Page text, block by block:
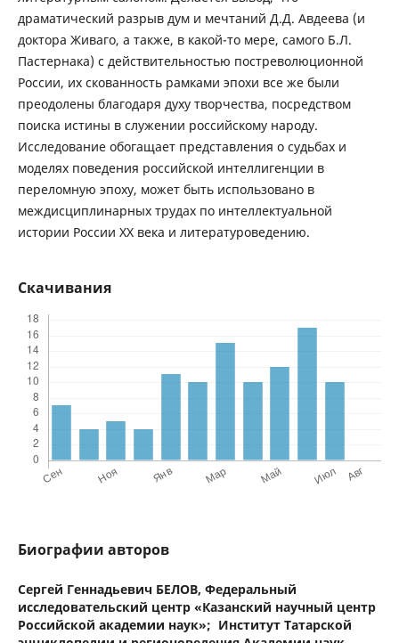
драматический разрыв дум и мечтаний Д.Д. Авдеева (и
доктора Живаго, а также, в какой-то мере, самого Б.Л.
Пастернака) с действительностью постреволюционной
России, их скованность рамками эпохи все же были
преодолены благодаря духу творчества, посредством
поиска истины в служении российскому народу.
Исследование обогащает представления о судьбах и
моделях поведения российской интеллигенции в
переломную эпоху, может быть использовано в
междисциплинарных трудах по интеллектуальной
истории России ХХ века и литературоведению.
Скачивания
Биографии авторов
Сергей Геннадьевич БЕЛОВ, Федеральный
исследовательский центр «Казанский научный центр
Российской академии наук»; Институт Татарской